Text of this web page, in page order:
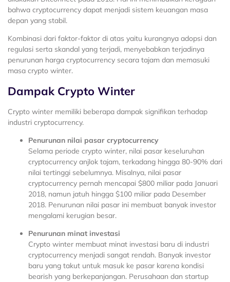
bahwa cryptocurrency dapat menjadi sistem keuangan masa
depan yang stabil.
Kombinasi dari faktor-faktor di atas yaitu kurangnya adopsi dan
regulasi serta skandal yang terjadi, menyebabkan terjadinya
penurunan harga cryptocurrency secara tajam dan memasuki
masa crypto winter.
Dampak Crypto Winter
Crypto winter memiliki beberapa dampak signifikan terhadap
industri cryptocurrency.
Penurunan nilai pasar cryptocurrency
Selama periode crypto winter, nilai pasar keseluruhan
cryptocurrency anjlok tajam, terkadang hingga 80-90% dari
nilai tertinggi sebelumnya. Misalnya, nilai pasar
cryptocurrency pernah mencapai $800 miliar pada Januari
2018, namun jatuh hingga $100 miliar pada Desember
2018. Penurunan nilai pasar ini membuat banyak investor
mengalami kerugian besar.
Penurunan minat investasi
Crypto winter membuat minat investasi baru di industri
cryptocurrency menjadi sangat rendah. Banyak investor
baru yang takut untuk masuk ke pasar karena kondisi
bearish yang berkepanjangan. Perusahaan dan startup